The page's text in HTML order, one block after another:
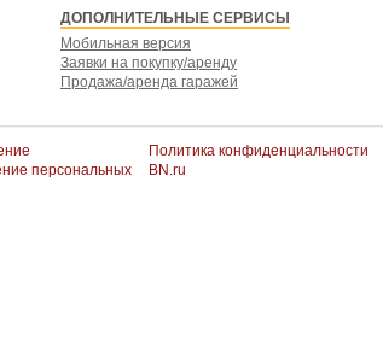
ДОПОЛНИТЕЛЬНЫЕ СЕРВИСЫ
Мобильная версия
Заявки на покупку/аренду
Продажа/аренда гаражей
персональных
Политика конфиденциальности
BN.ru